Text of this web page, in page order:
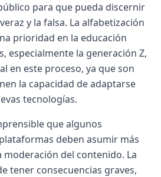
para que pueda discernir
y la falsa. La alfabetización
prioridad en la educación
especialmente la generación Z,
en este proceso, ya que son
la capacidad de adaptarse
tecnologías.
que algunos
deben asumir más
moderación del contenido. La
tener consecuencias graves,